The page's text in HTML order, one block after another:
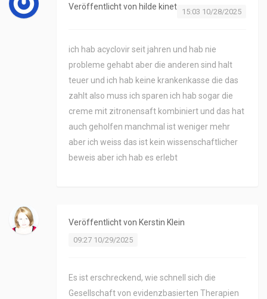
Veröffentlicht von hilde kinet
15:03 10/28/2025
ich hab acyclovir seit jahren und hab nie
probleme gehabt aber die anderen sind halt
teuer und ich hab keine krankenkasse die das
zahlt also muss ich sparen ich hab sogar die
creme mit zitronensaft kombiniert und das hat
auch geholfen manchmal ist weniger mehr
aber ich weiss das ist kein wissenschaftlicher
beweis aber ich hab es erlebt
Veröffentlicht von Kerstin Klein
09:27 10/29/2025
Es ist erschreckend, wie schnell sich die
Gesellschaft von evidenzbasierten Therapien